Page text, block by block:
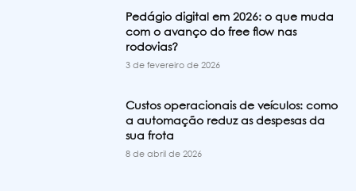
Pedágio digital em 2026: o que muda
com o avanço do free flow nas
rodovias?
3 de fevereiro de 2026
Custos operacionais de veículos: como
a automação reduz as despesas da
sua frota
8 de abril de 2026